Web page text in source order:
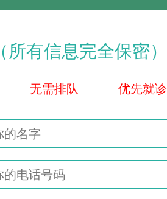
（所有信息完全保密）
无需排队 优先就诊